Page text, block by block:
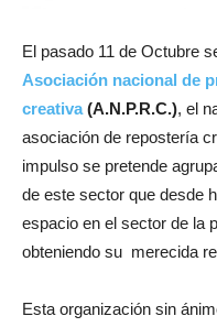
El pasado 11 de Octubre
Asociación nacional de
creativa(A.N.P.R.C.), el
asociación de repostería
impulso se pretende
de este sector que desde
espacio en el sector de la
obteniendo su merecida
Esta organización sin